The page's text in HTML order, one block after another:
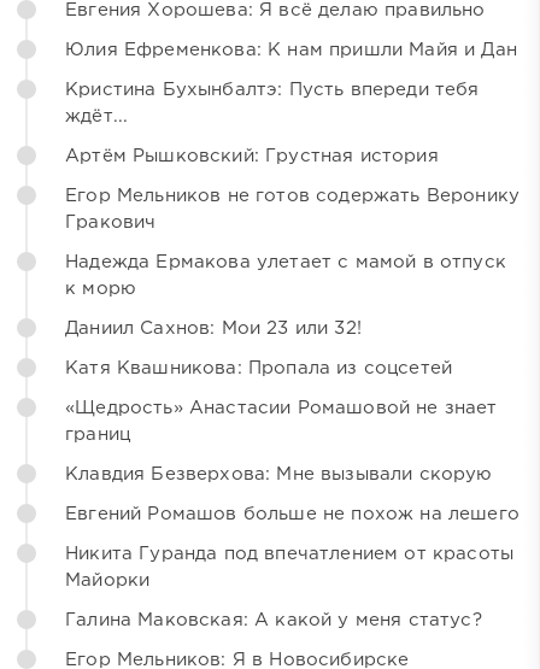
Евгения Хорошева: Я всё делаю правильно
Юлия Ефременкова: К нам пришли Майя и Дан
Кристина Бухынбалтэ: Пусть впереди тебя
ждёт...
Артём Рышковский: Грустная история
Егор Мельников не готов содержать Веронику
Гракович
Надежда Ермакова улетает с мамой в отпуск
к морю
Даниил Сахнов: Мои 23 или 32!
Катя Квашникова: Пропала из соцсетей
«Щедрость» Анастасии Ромашовой не знает
границ
Клавдия Безверхова: Мне вызывали скорую
Евгений Ромашов больше не похож на лешего
Никита Гуранда под впечатлением от красоты
Майорки
Галина Маковская: А какой у меня статус?
Егор Мельников: Я в Новосибирске